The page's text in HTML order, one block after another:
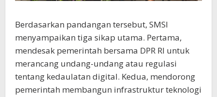
Berdasarkan pandangan tersebut, SMSI
menyampaikan tiga sikap utama. Pertama,
mendesak pemerintah bersama DPR RI untuk
merancang undang-undang atau regulasi
tentang kedaulatan digital. Kedua, mendorong
pemerintah membangun infrastruktur teknologi